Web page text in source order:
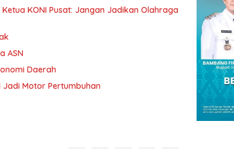
Ketua KONI Pusat: Jangan Jadikan Olahraga
ASN
Daerah
Jadi Motor Pertumbuhan